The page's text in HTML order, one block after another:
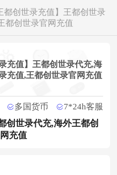
都创世录充值】王都创世录
都创世录官网充值
充值】王都创世录代充,海
充值,王都创世录官网充值
多国货币 7*24h客服
创世录代充,海外王都创
充值